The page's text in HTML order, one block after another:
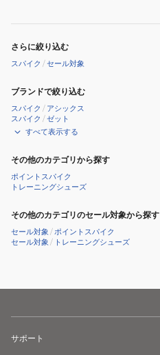
さらに絞り込む
スパイク /セール対象
ブランドで絞り込む
スパイク / アシックス
スパイク /ゼット
すべて表示する
その他のカテゴリから探す
ポイントスパイク
トレーニングシューズ
その他のカテゴリのセール対象から探す
セール対象 /ポイントスパイク
セール対象 / トレーニングシューズ
サポート